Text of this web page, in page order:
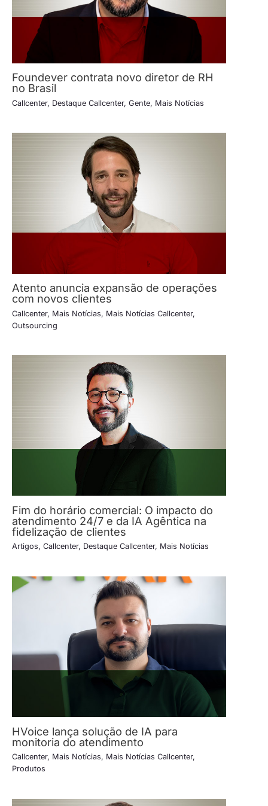
Foundever contrata novo diretor de RH
no Brasil
Callcenter, Destaque Callcenter, Gente, Mais Notícias
Atento anuncia expansão de operações
com novos clientes
Callcenter, Mais Notícias, Mais Notícias Callcenter,
Outsourcing
Fim do horário comercial: O impacto do
atendimento 24/7 e da IA Agêntica na
fidelização de clientes
Artigos, Callcenter, Destaque Callcenter, Mais Notícias
HVoice lança solução de IA para
monitoria do atendimento
Callcenter, Mais Notícias, Mais Notícias Callcenter,
Produtos